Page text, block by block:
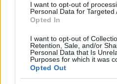
I want to opt-out of
Personal Data for Targeted
Opted In
I want to opt-out of
Retention, Sale, and/or
Personal Data that Is
Purposes for which it was
Opted Out
1
MotoGP: Bezzecchi közel